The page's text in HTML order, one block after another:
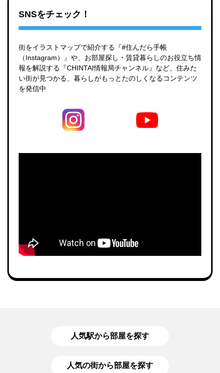
SNSをチェック！
街をイラストマップで紹介する『#住んだら手帳
（Instagram）』や、お部屋探し・賃貸暮らしのお役立ち情
報を解説する『CHINTAI情報局チャンネル』など、住みた
い街が見つかる、暮らしがもっとたのしくなるコンテンツ
を発信中
人気駅から部屋を探す
人気の街から部屋を探す